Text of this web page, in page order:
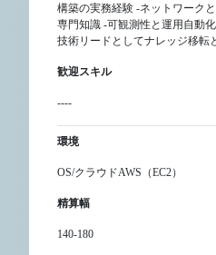
構築の実務経験 -ネットワーク
専門知識 -可観測性と運用自動
技術リードとしてナレッジ移転
歓迎スキル
----
環境
OS/クラウドAWS（EC2）
精算幅
140-180